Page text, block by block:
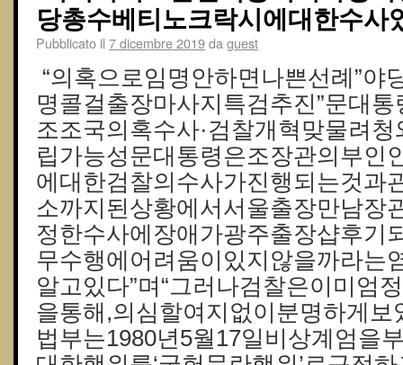
당총수베티노크락시에대한수사
Pubblicato il 7 dicembre 2019da guest
“의혹으로임명안하면나쁜선례”야
명콜걸출장마사지특검추진”문대통
조조국의혹수사·검찰개혁맞물려
립가능성문대통령은조장관의부인
에대한검찰의수사가진행되는것과
소까지된상황에서 서울출장만남장
정한수사에장애가광주출장샵후기
무수행에어려움이있지않을까라는
알고있다”며“그러나검찰은이미엄
을통해,의심할여지없이분명하게보
법부는1980년5월17일비상계엄을